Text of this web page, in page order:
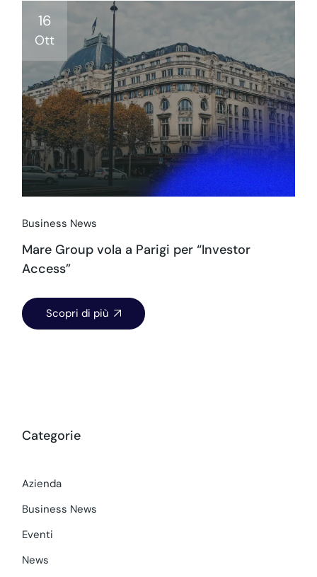
16
Ott
Business News
Mare Group vola a Parigi per “Investor
Access”
Scopri di più
Categorie
Azienda
Business News
Eventi
News